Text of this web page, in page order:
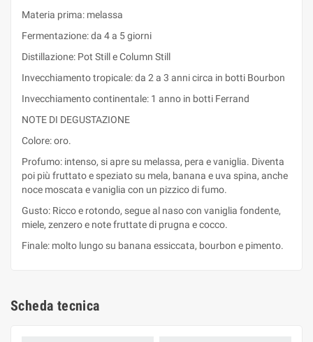
Materia prima: melassa
Fermentazione: da 4 a 5 giorni
Distillazione: Pot Still e Column Still
Invecchiamento tropicale: da 2 a 3 anni circa in botti Bourbon
Invecchiamento continentale: 1 anno in botti Ferrand
NOTE DI DEGUSTAZIONE
Colore: oro.
Profumo: intenso, si apre su melassa, pera e vaniglia. Diventa
poi più fruttato e speziato su mela, banana e uva spina, anche
noce moscata e vaniglia con un pizzico di fumo.
Gusto: Ricco e rotondo, segue al naso con vaniglia fondente,
miele, zenzero e note fruttate di prugna e cocco.
Finale: molto lungo su banana essiccata, bourbon e pimento.
Scheda tecnica